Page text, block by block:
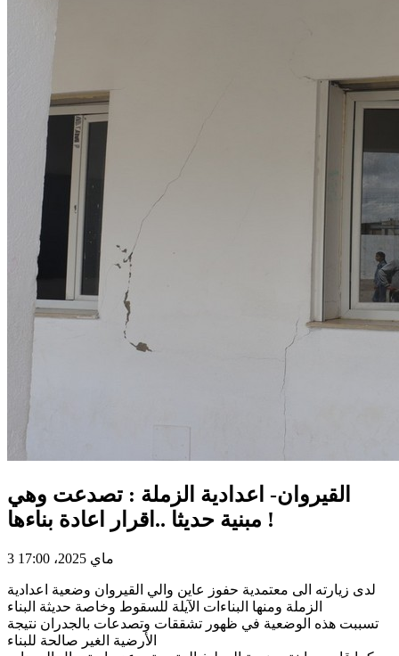
القيروان- اعدادية الزملة : تصدعت وهي
مبنية حديثا ..اقرار اعادة بناءها !
3 ماي 2025، 17:00
لدى زيارته الى معتمدية حفوز عاين والي القيروان وضعية اعدادية
الزملة ومنها البناءات الآيلة للسقوط وخاصة حديثة البناء
تسببت هذه الوضعية في ظهور تشققات وتصدعات بالجدران نتيجة
الأرضية الغير صالحة للبناء